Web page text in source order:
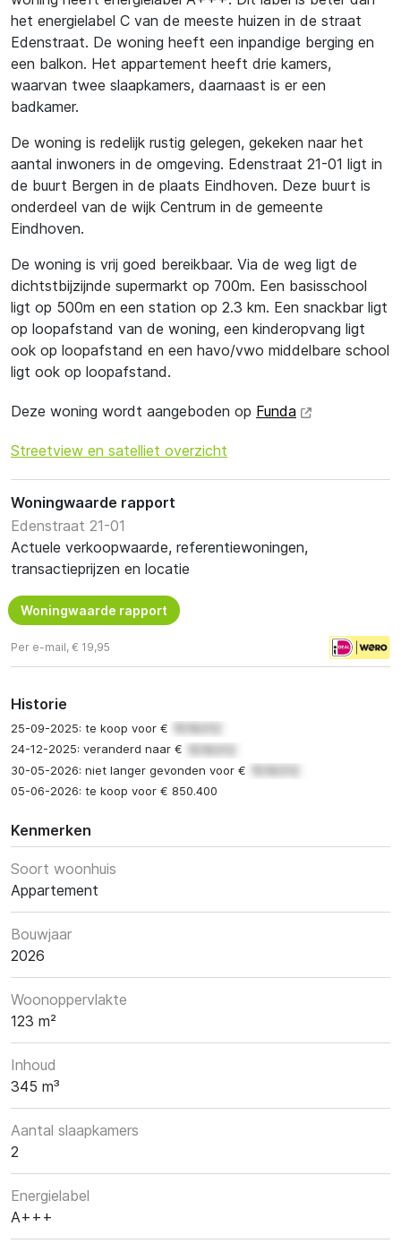
het energielabel C van de meeste huizen in de straat
Edenstraat. De woning heeft een inpandige berging en
een balkon. Het appartement heeft drie kamers,
waarvan twee slaapkamers, daarnaast is er een
badkamer.
De woning is redelijk rustig gelegen, gekeken naar het
aantal inwoners in de omgeving. Edenstraat 21-01 ligt in
de buurt Bergen in de plaats Eindhoven. Deze buurt is
onderdeel van de wijk Centrum in de gemeente
Eindhoven.
De woning is vrij goed bereikbaar. Via de weg ligt de
dichtstbijzijnde supermarkt op 700m. Een basisschool
ligt op 500m en een station op 2.3 km. Een snackbar ligt
op loopafstand van de woning, een kinderopvang ligt
ook op loopafstand en een havo/vwo middelbare school
ligt ook op loopafstand.
Deze woning wordt aangeboden op Funda
Streetview en satelliet overzicht
Woningwaarde rapport
Edenstraat 21-01
Actuele verkoopwaarde, referentiewoningen,
transactieprijzen en locatie
Woningwaarde rapport
Per e-mail, € 19,95
Historie
25-09-2025: te koop voor €
24-12-2025: veranderd naar €
30-05-2026: niet langer gevonden voor €
05-06-2026: te koop voor € 850.400
Kenmerken
Soort woonhuis
Appartement
Bouwjaar
2026
Woonoppervlakte
123 m²
Inhoud
345 m³
Aantal slaapkamers
2
Energielabel
A+++